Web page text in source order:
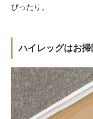
ぴったり。
ハイレッグはお掃